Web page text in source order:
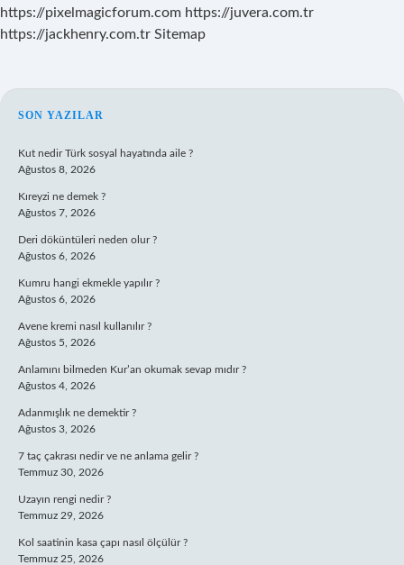
https://pixelmagicforum.com https://juvera.com.tr
https://jackhenry.com.tr Sitemap
SIDEBAR
SON YAZILAR
Kut nedir Türk sosyal hayatında aile ?
Ağustos 8, 2026
Kıreyzi ne demek ?
Ağustos 7, 2026
Deri döküntüleri neden olur ?
Ağustos 6, 2026
Kumru hangi ekmekle yapılır ?
Ağustos 6, 2026
Avene kremi nasıl kullanılır ?
Ağustos 5, 2026
Anlamını bilmeden Kur’an okumak sevap mıdır ?
Ağustos 4, 2026
Adanmışlık ne demektir ?
Ağustos 3, 2026
7 taç çakrası nedir ve ne anlama gelir ?
Temmuz 30, 2026
Uzayın rengi nedir ?
Temmuz 29, 2026
Kol saatinin kasa çapı nasıl ölçülür ?
Temmuz 25, 2026